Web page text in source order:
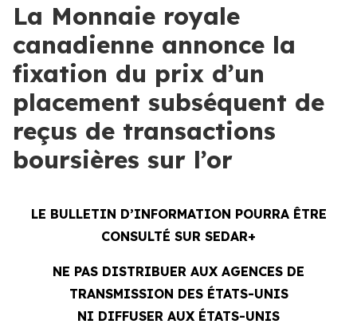
La Monnaie royale
canadienne annonce la
fixation du prix d’un
placement subséquent de
reçus de transactions
boursières sur l’or
LE BULLETIN D’INFORMATION POURRA ÊTRE
CONSULTÉ SUR SEDAR+
NE PAS DISTRIBUER AUX AGENCES DE
TRANSMISSION DES ÉTATS-UNIS
NI DIFFUSER AUX ÉTATS-UNIS